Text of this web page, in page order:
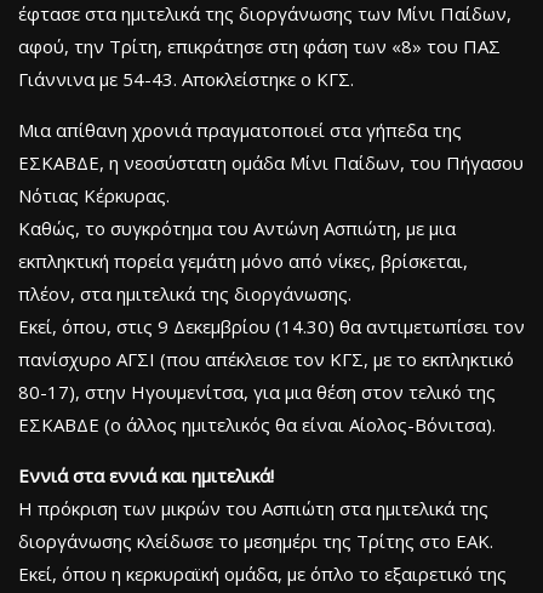
έφτασε στα ημιτελικά της διοργάνωσης των Μίνι Παίδων,
αφού, την Τρίτη, επικράτησε στη φάση των «8» του ΠΑΣ
Γιάννινα με 54-43. Αποκλείστηκε ο ΚΓΣ.
Μια απίθανη χρονιά πραγματοποιεί στα γήπεδα της
ΕΣΚΑΒΔΕ, η νεοσύστατη ομάδα Μίνι Παίδων, του Πήγασου
Νότιας Κέρκυρας.
Καθώς, το συγκρότημα του Αντώνη Ασπιώτη, με μια
εκπληκτική πορεία γεμάτη μόνο από νίκες, βρίσκεται,
πλέον, στα ημιτελικά της διοργάνωσης.
Εκεί, όπου, στις 9 Δεκεμβρίου (14.30) θα αντιμετωπίσει τον
πανίσχυρο ΑΓΣΙ (που απέκλεισε τον ΚΓΣ, με το εκπληκτικό
80-17), στην Ηγουμενίτσα, για μια θέση στον τελικό της
ΕΣΚΑΒΔΕ (ο άλλος ημιτελικός θα είναι Αίολος-Βόνιτσα).
Εννιά στα εννιά και ημιτελικά!
Η πρόκριση των μικρών του Ασπιώτη στα ημιτελικά της
διοργάνωσης κλείδωσε το μεσημέρι της Τρίτης στο ΕΑΚ.
Εκεί, όπου η κερκυραϊκή ομάδα, με όπλο το εξαιρετικό της